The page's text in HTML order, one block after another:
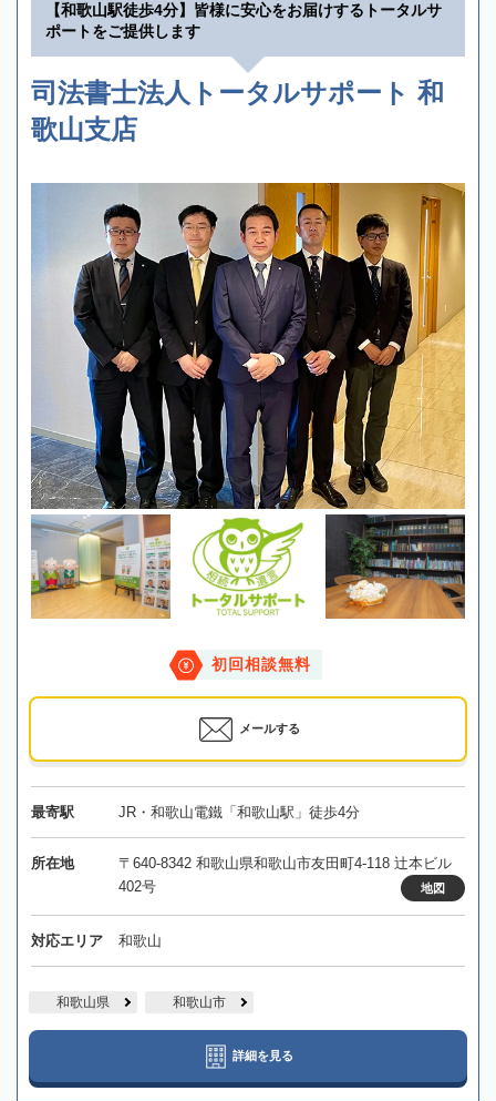
【和歌山駅徒歩4分】皆様に安心をお届けするトータルサ
ポートをご提供します
司法書士法人トータルサポート 和
歌山支店
初回相談無料
メールする
最寄駅 JR・和歌山電鐵「和歌山駅」徒歩4分
所在地
〒640-8342 和歌山県和歌山市友田町4-118 辻本ビル
402号
地図
対応エリア 和歌山
和歌山県 和歌山市
詳細を見る